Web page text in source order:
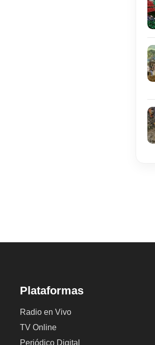
Plataformas
Radio en Vivo
TV Online
Periódico Digital